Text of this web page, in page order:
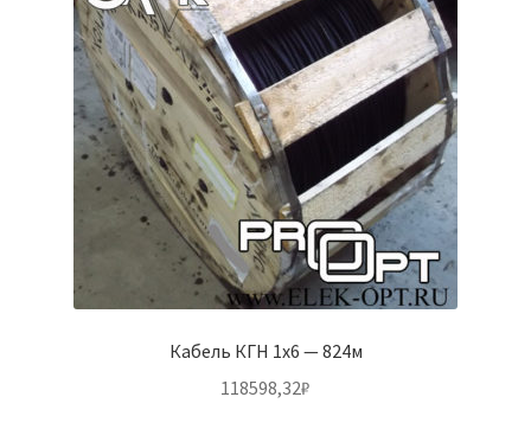
Кабель КГН 1х6 — 824м
118598,32₽